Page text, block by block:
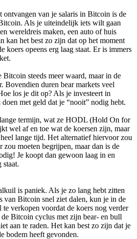
van je salaris in Bitcoin is de
Als je uiteindelijk iets wilt gaan
wereldreis maken, een auto of huis
kan het best zo zijn dat op het moment
koers opeens erg laag staat. Er is immers
steeds meer waard, maar in de
Bovendien duren bear markets veel
los je dit op? Als je investeert in
met geld dat je “nooit” nodig hebt.
termijn, wat ze HODL (Hold On for
wel af en toe wat de koersen zijn, maar
lange tijd. Het alternatief hiervoor zou
zou moeten begrijpen, maar dan is de
Je koopt dan gewoon laag in en
is paniek. Als je zo lang hebt zitten
van Bitcoin snel ziet dalen, kun je in de
verkopen voordat de koers nog verder
Bitcoin cyclus met zijn bear- en bull
aan te raden. Het kan best zo zijn dat je
bodem heeft gevonden.